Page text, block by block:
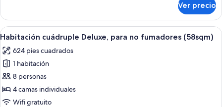
no
fumadores
(58sqm)
triple
Deluxe,
para
fumadores
(58sqm)
Ver precio
Abrir
todas
las
fotos
de
Habitación
cuádruple
Habitación de hotel con dos camas,
10
Habitación cuádruple Deluxe, para no fumadores (58sqm)
624 pies cuadrados
1 habitación
8 personas
4 camas individuales
Wifi gratuito